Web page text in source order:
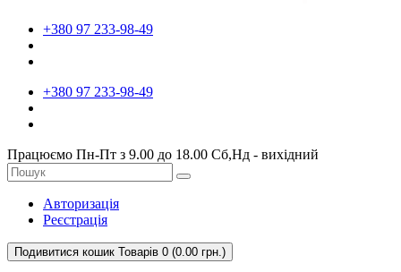
+380 97 233-98-49
+380 97 233-98-49
Працюємо Пн-Пт з 9.00 до 18.00 Сб,Нд - вихідний
Авторизація
Реєстрація
Подивитися кошик Товарів 0 (0.00 грн.)